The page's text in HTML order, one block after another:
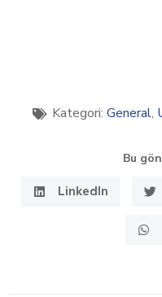
Kategori: General,
Bu
LinkedIn